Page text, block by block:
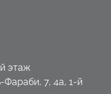
этаж
7, 4а, 1-й